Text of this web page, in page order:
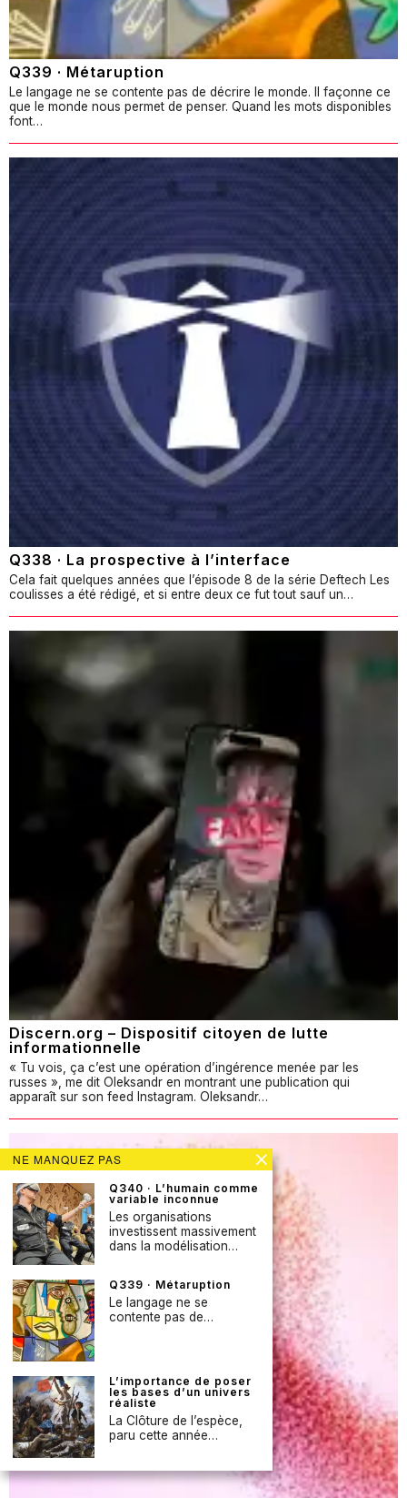
Q339 · Métaruption
Le langage ne se contente pas de décrire le monde. Il façonne ce
que le monde nous permet de penser. Quand les mots disponibles
font…
Q338 · La prospective à l’interface
Cela fait quelques années que l’épisode 8 de la série Deftech Les
coulisses a été rédigé, et si entre deux ce fut tout sauf un…
Discern.org – Dispositif citoyen de lutte
informationnelle
« Tu vois, ça c’est une opération d’ingérence menée par les
russes », me dit Oleksandr en montrant une publication qui
apparaît sur son feed Instagram. Oleksandr…
NE MANQUEZ PAS
Q340 · L’humain comme
variable inconnue
Les organisations
investissent massivement
dans la modélisation…
Q339 · Métaruption
Le langage ne se
contente pas de…
L’importance de poser
les bases d’un univers
réaliste
La Clôture de l’espèce,
paru cette année…